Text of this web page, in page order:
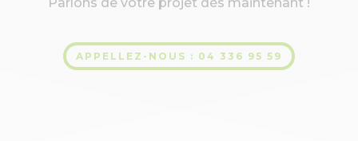
APPELLEZ-NOUS : 04 336 95 59